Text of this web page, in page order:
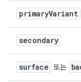
primaryVariant
secondary
surface 또는